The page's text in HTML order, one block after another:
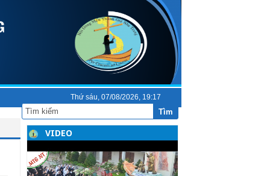
Tìm
Thứ sáu, 07/08/2026, 19:17
VIDEO